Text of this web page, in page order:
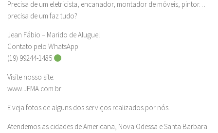
Precisa de um eletricista, encanador, montador de móveis, pintor…
precisa de um faz tudo?
Jean Fábio – Marido de Aluguel
Contato pelo WhatsApp
(19) 99244-1485
Visite nosso site:
www.JFMA.com.br
E veja fotos de alguns dos serviços realizados por nós.
Atendemos as cidades de Americana, Nova Odessa e Santa Barbara